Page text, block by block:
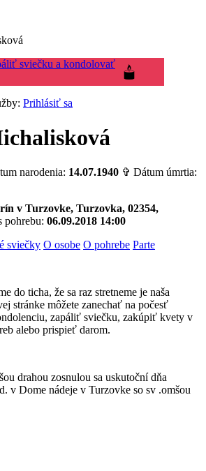
sviečku a kondolovať
Prihlásiť sa
narodenia: 14.07.1940 ✞ Dátum úmrtia:
v Turzovke, Turzovka, 02354,
pohrebu: 06.09.2018 14:00
sviečky O osobe O pohrebe Parte
do ticha, že sa raz stretneme je naša
stránke môžete zanechať na počesť
zapáliť sviečku, zakúpiť kvety v
alebo prispieť darom.
drahou zosnulou sa uskutoční dňa
v Dome nádeje v Turzovke so sv .omšou